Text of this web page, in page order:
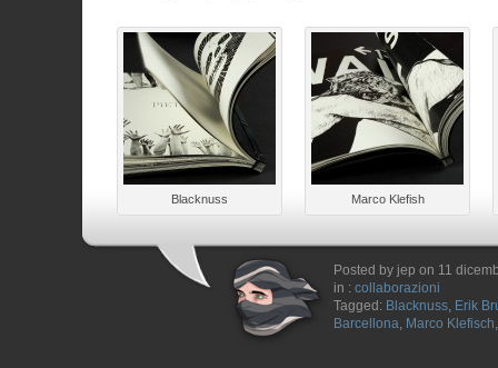
Blacknuss Marco Klefish
Posted by jep on 11
in : collaborazioni
Tagged: Blacknuss, Erik
Barcellona, Marco Klefisch